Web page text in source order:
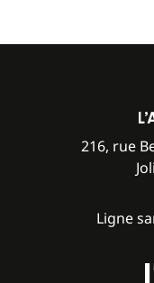
216, rue
Ligne